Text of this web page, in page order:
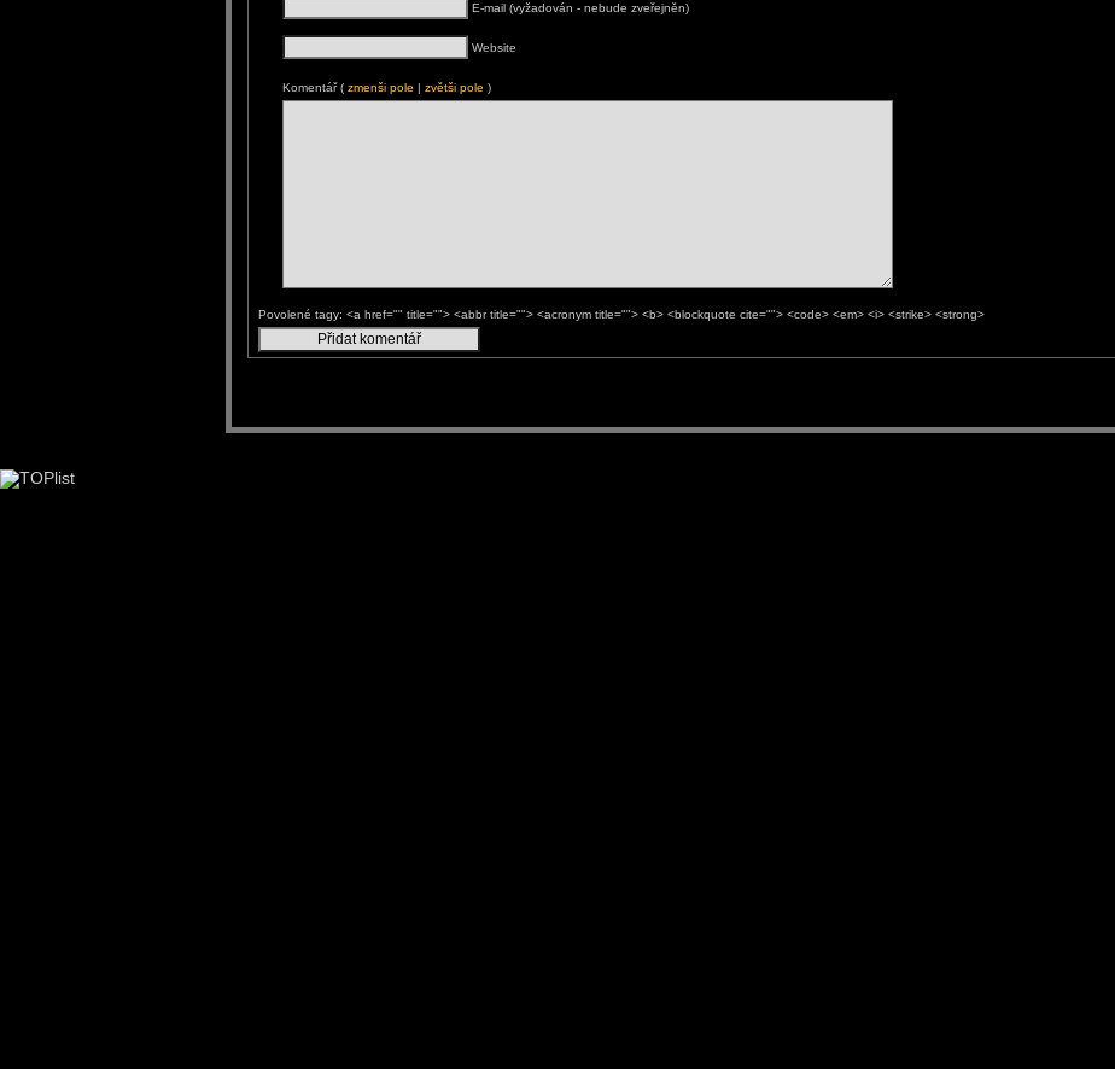
E-mail (vyžadován - nebude zveřejněn)
Website
Komentář ( zmenši pole | zvětši pole )
Povolené tagy: <a href="" title=""> <abbr title=""> <acronym title=""> <b> <blockquote cite=""> <code> <em> <i> <strike> <strong>